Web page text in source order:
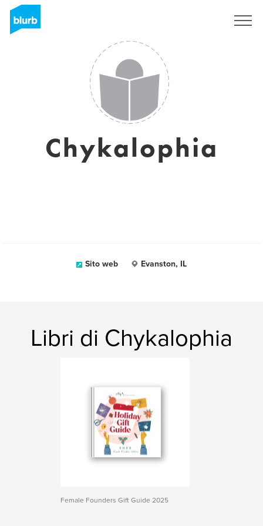
Chykalophia
Sito web Evanston, IL
Libri di Chykalophia
Female Founders Gift Guide 2025